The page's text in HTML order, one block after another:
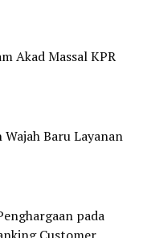
Akad Massal KPR
Baru Layanan
pada